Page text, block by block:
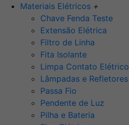
Materiais Elétricos +
Chave Fenda Teste
Extensão Elétrica
Filtro de Linha
Fita Isolante
Limpa Contato Elétrico
Lâmpadas e Refletores
Passa Fio
Pendente de Luz
Pilha e Bateria